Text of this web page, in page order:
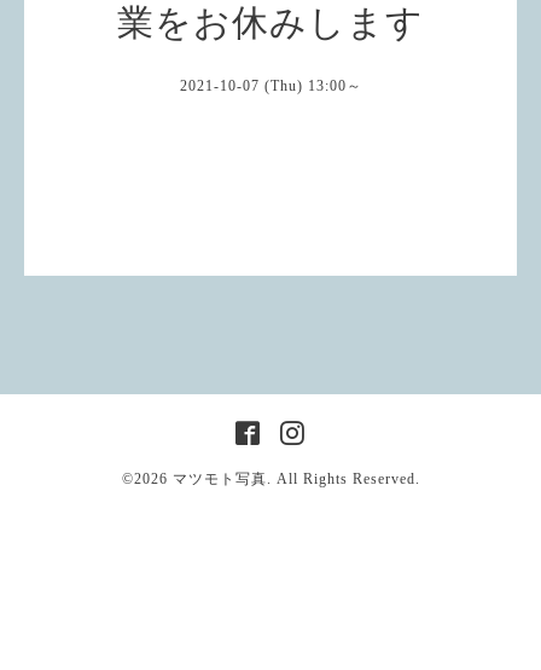
業をお休みします
2021-10-07 (Thu) 13:00～
©2026 マツモト写真. All Rights Reserved.